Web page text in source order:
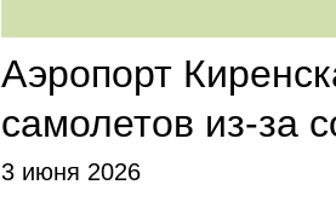
Аэропорт
самолетов из-за
3 июня 2026